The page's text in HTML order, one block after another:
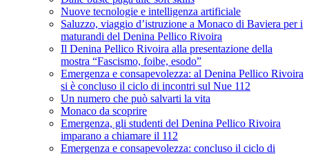
Nuove tecnologie e intelligenza artificiale
Saluzzo, viaggio d’istruzione a Monaco di Baviera per i
maturandi del Denina Pellico Rivoira
Il Denina Pellico Rivoira alla presentazione della
mostra “Fascismo, foibe, esodo”
Emergenza e consapevolezza: al Denina Pellico Rivoira
si è concluso il ciclo di incontri sul Nue 112
Un numero che può salvarti la vita
Monaco da scoprire
Emergenza, gli studenti del Denina Pellico Rivoira
imparano a chiamare il 112
Emergenza e consapevolezza: concluso il ciclo di